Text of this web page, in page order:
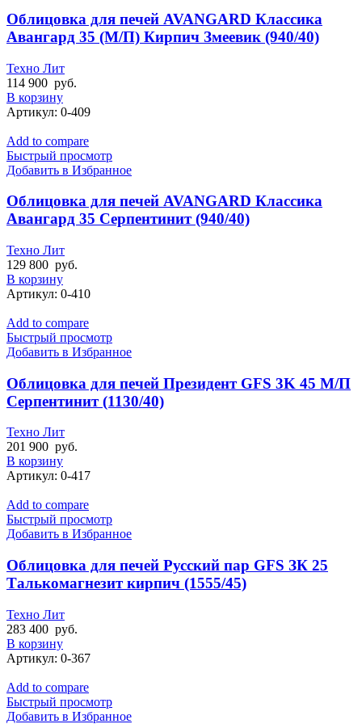
Облицовка для печей AVANGARD Классика
Авангард 35 (М/П) Кирпич Змеевик (940/40)
Техно Лит
114 900 руб.
В корзину
Артикул: 0-409
Add to compare
Быстрый просмотр
Добавить в Избранное
Облицовка для печей AVANGARD Классика
Авангард 35 Серпентинит (940/40)
Техно Лит
129 800 руб.
В корзину
Артикул: 0-410
Add to compare
Быстрый просмотр
Добавить в Избранное
Облицовка для печей Президент GFS 3K 45 М/П
Серпентинит (1130/40)
Техно Лит
201 900 руб.
В корзину
Артикул: 0-417
Add to compare
Быстрый просмотр
Добавить в Избранное
Облицовка для печей Русский пар GFS ЗК 25
Талькомагнезит кирпич (1555/45)
Техно Лит
283 400 руб.
В корзину
Артикул: 0-367
Add to compare
Быстрый просмотр
Добавить в Избранное